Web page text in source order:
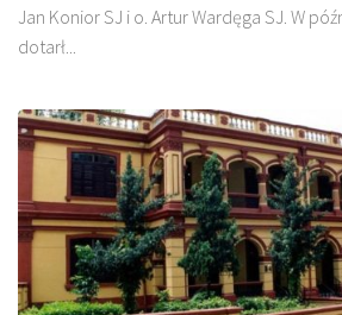
Jan Konior SJ i o. Artur Wardęga SJ. W
dotarł...